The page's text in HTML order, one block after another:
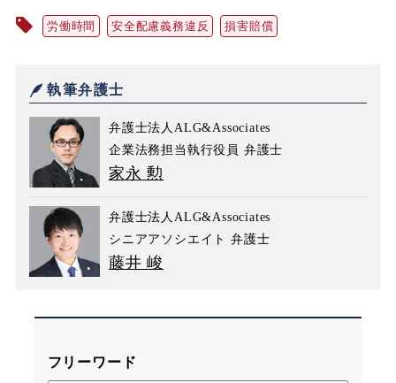
労働時間 安全配慮義務違反 損害賠償
執筆弁護士
弁護士法人ALG&Associates
企業法務担当執行役員 弁護士
家永 勲
弁護士法人ALG&Associates
シニアアソシエイト 弁護士
藤井 峻
フリーワード